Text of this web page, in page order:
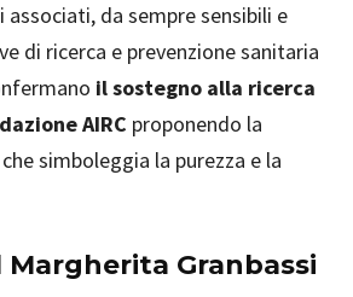
associati, da sempre sensibili e
di ricerca e prevenzione sanitaria
il sostegno alla ricerca
AIRC proponendo la
simboleggia la purezza e la
Granbassi